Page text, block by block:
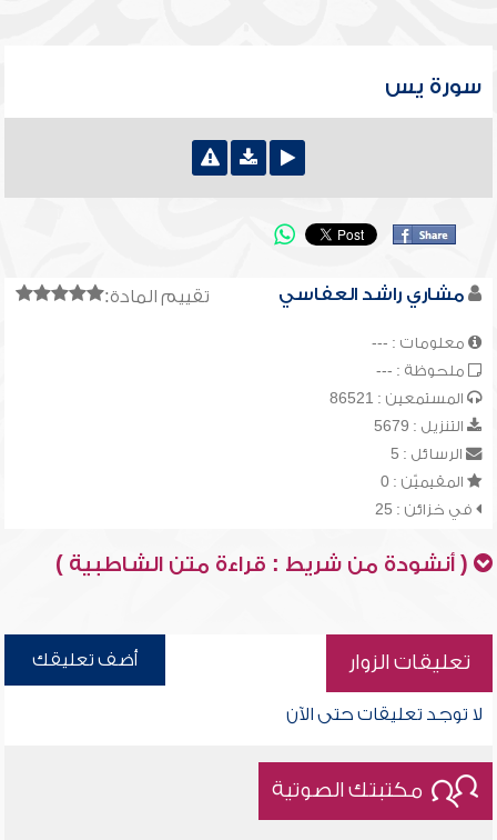
سورة يس
تقييم المادة: مشاري راشد العفاسي
معلومات : ---
ملحوظة : ---
المستمعين : 86521
التنزيل : 5679
الرسائل : 5
المقيميّن : 0
في خزائن : 25
( أنشودة من شريط : قراءة متن الشاطبية )
تعليقات الزوار أضف تعليقك
لا توجد تعليقات حتى الآن
مكتبتك الصوتية